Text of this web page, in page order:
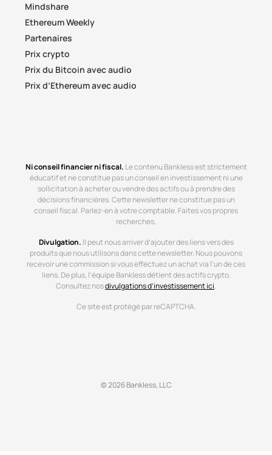
Mindshare
Ethereum Weekly
Partenaires
Prix crypto
Prix du Bitcoin avec audio
Prix d’Ethereum avec audio
Ni conseil financier ni fiscal. Le contenu Bankless est strictement
éducatif et ne constitue pas un conseil en investissement ni une
sollicitation à acheter ou vendre des actifs ou à prendre des
décisions financières. Cette newsletter ne constitue pas un
conseil fiscal. Parlez-en à votre comptable. Faites vos propres
recherches.
Divulgation. Il peut nous arriver d’ajouter des liens vers des
produits que nous utilisons dans cette newsletter. Nous pouvons
recevoir une commission si vous effectuez un achat via l’un de ces
liens. De plus, l’équipe Bankless détient des actifs crypto.
Consultez nosdivulgations d’investissement ici.
Ce site est protégé par reCAPTCHA.
© 2026 Bankless, LLC